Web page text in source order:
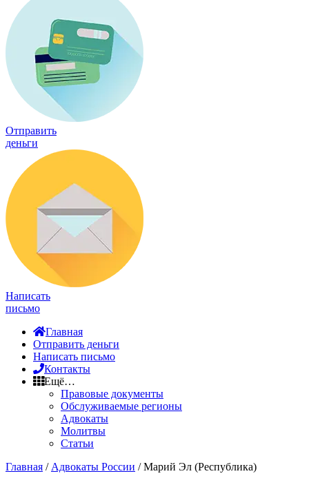
Отправить
деньги
Написать
письмо
Главная
Отправить деньги
Написать письмо
Контакты
Ещё…
Правовые документы
Обслуживаемые регионы
Адвокаты
Молитвы
Статьи
Главная / Адвокаты России / Марий Эл (Республика)